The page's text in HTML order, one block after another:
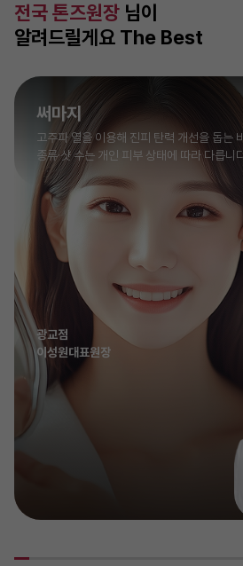
전국 톤즈원장 님이
알려드릴게요 The Best
써마지
고주파 열을 이용해 진피 탄력 개선을 돕는
종류·샷 수는 개인 피부 상태에 따라 다릅니
광교점
이성원대표원장